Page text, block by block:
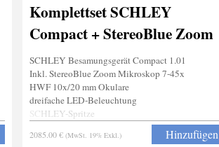
Komplettset SCHLEY
Compact + StereoBlue Zoom
SCHLEY Besamungsgerät Compact 1.01
Inkl. StereoBlue Zoom Mikroskop 7-45x
HWF 10x/20 mm Okulare
dreifache LED-Beleuchtung
SCHLEY-Spritze
Narkosevorrichtung
2085.00 € (MwSt. 19% Exkl.) Hinzufügen